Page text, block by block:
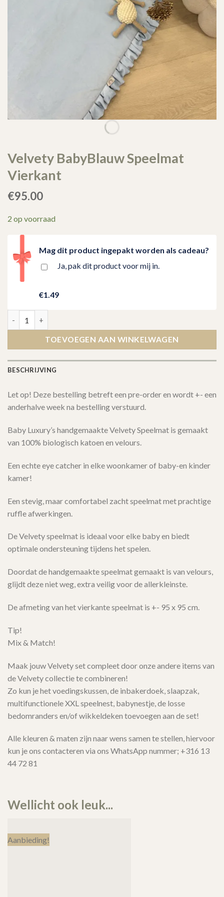
Velvety BabyBlauw Speelmat
Vierkant
€95.00
2 op voorraad
Mag dit product ingepakt worden als cadeau?
Ja, pak dit product voor mij in.
€1.49
TOEVOEGEN AAN WINKELWAGEN
BESCHRIJVING
Let op! Deze bestelling betreft een pre-order en wordt +- een
anderhalve week na bestelling verstuurd.
Baby Luxury’s handgemaakte Velvety Speelmat is gemaakt
van 100% biologisch katoen en velours.
Een echte eye catcher in elke woonkamer of baby-en kinder
kamer!
Een stevig, maar comfortabel zacht speelmat met prachtige
ruffle afwerkingen.
De Velvety speelmat is ideaal voor elke baby en biedt
optimale ondersteuning tijdens het spelen.
Doordat de handgemaakte speelmat gemaakt is van velours,
glijdt deze niet weg, extra veilig voor de allerkleinste.
De afmeting van het vierkante speelmat is +- 95 x 95 cm.
Tip!
Mix & Match!
Maak jouw Velvety set compleet door onze andere items van
de Velvety collectie te combineren!
Zo kun je het voedingskussen, de inbakerdoek, slaapzak,
multifunctionele XXL speelnest, babynestje, de losse
bedomranders en/of wikkeldeken toevoegen aan de set!
Alle kleuren & maten zijn naar wens samen te stellen, hiervoor
kun je ons contacteren via ons WhatsApp nummer; +316 13
44 72 81
Wellicht ook leuk...
Aanbieding!